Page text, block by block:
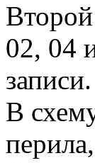
02, 04
записи.
В